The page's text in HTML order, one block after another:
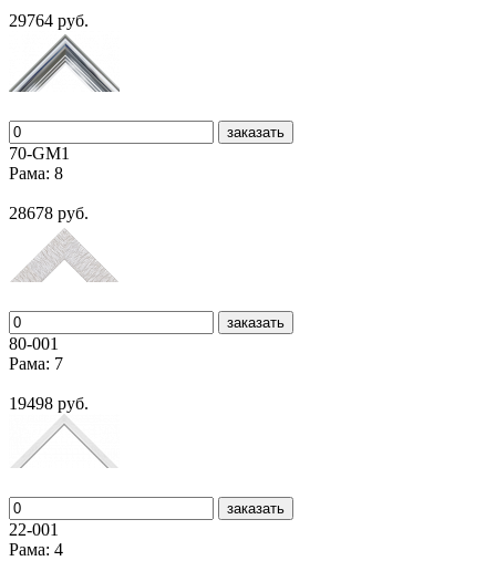
29764 руб.
заказать
70-GM1
Рама: 8
28678 руб.
заказать
80-001
Рама: 7
19498 руб.
заказать
22-001
Рама: 4